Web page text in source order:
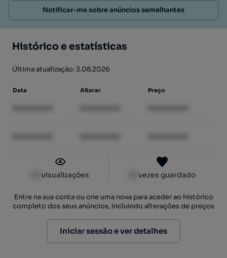
Notificar-me sobre anúncios semelhantes
Histórico e estatísticas
Última atualização: 3.08.2026
Data Alterar Preço
visualizações vezes guardado
Entre na sua conta ou crie uma nova para aceder ao histórico
completo dos seus anúncios, incluindo alterações de preços
Iniciar sessão e ver detalhes